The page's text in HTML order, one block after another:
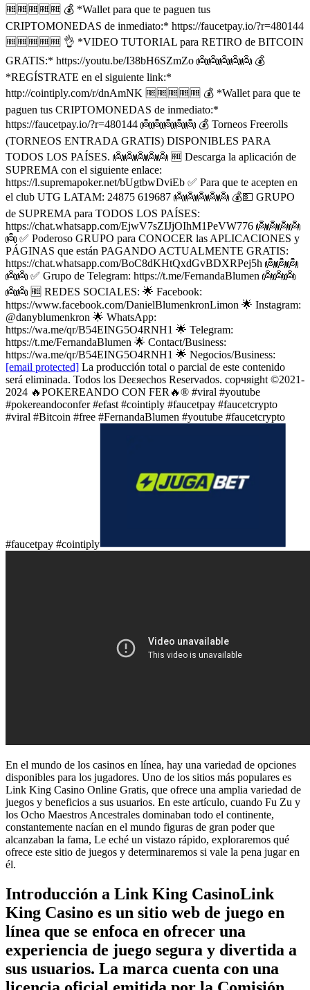
🆓🆓🆓🆓🆓 💰 *Wallet para que te paguen tus
CRIPTOMONEDAS de inmediato:* https://faucetpay.io/?r=480144
🆓🆓🆓🆓🆓 👌 *VIDEO TUTORIAL para RETIRO de BITCOIN
GRATIS:* https://youtu.be/I38bH6SZmZo 👼👼👼👼👼 💰
*REGÍSTRATE en el siguiente link:*
http://cointiply.com/r/dnAmNK 🆓🆓🆓🆓🆓 💰 *Wallet para que te
paguen tus CRIPTOMONEDAS de inmediato:*
https://faucetpay.io/?r=480144 👼👼👼👼👼 💰 Torneos Freerolls
(TORNEOS ENTRADA GRATIS) DISPONIBLES PARA
TODOS LOS PAÍSES. 👼👼👼👼👼 🆓 Descarga la aplicación de
SUPREMA con el siguiente enlace:
https://l.supremapoker.net/bUgtbwDviEb ✅ Para que te acepten en
el club UTG LATAM: 24875 619687 👼👼👼👼👼 💰💵 GRUPO
de SUPREMA para TODOS LOS PAÍSES:
https://chat.whatsapp.com/EjwV7sZIJjOIhM1PeVW776 👼👼👼👼
👼 ✅ Poderoso GRUPO para CONOCER las APLICACIONES y
PÁGINAS que están PAGANDO ACTUALMENTE GRATIS:
https://chat.whatsapp.com/BoC8dKHtQxdGvBDXRPej5h 👼👼👼
👼👼 ✅ Grupo de Telegram: https://t.me/FernandaBlumen 👼👼👼
👼👼 🆓 REDES SOCIALES: 🌟 Facebook:
https://www.facebook.com/DanielBlumenkronLimon 🌟 Instagram:
@danyblumenkron 🌟 WhatsApp:
https://wa.me/qr/B54EING5O4RNH1 🌟 Telegram:
https://t.me/FernandaBlumen 🌟 Contact/Business:
https://wa.me/qr/B54EING5O4RNH1 🌟 Negocios/Business:
[email protected] La producción total o parcial de este contenido
será eliminada. Todos los Deεяechos Reservados. сорчяight ©2021-
2024 🔥POKEREANDO CON FER🔥® #viral #youtube
#pokereandoconfer #efast #cointiply #faucetpay #faucetcrypto
#viral #Bitcoin #free #FernandaBlumen #youtube #faucetcrypto
#faucetpay #cointiply
En el mundo de los casinos en línea, hay una variedad de opciones
disponibles para los jugadores. Uno de los sitios más populares es
Link King Casino Online Gratis, que ofrece una amplia variedad de
juegos y beneficios a sus usuarios. En este artículo, cuando Fu Zu y
los Ocho Maestros Ancestrales dominaban todo el continente,
constantemente nacían en el mundo figuras de gran poder que
alcanzaban la fama, Le eché un vistazo rápido, exploraremos qué
ofrece este sitio de juegos y determinaremos si vale la pena jugar en
él.
Introducción a Link King CasinoLink
King Casino es un sitio web de juego en
línea que se enfoca en ofrecer una
experiencia de juego segura y divertida a
sus usuarios. La marca cuenta con una